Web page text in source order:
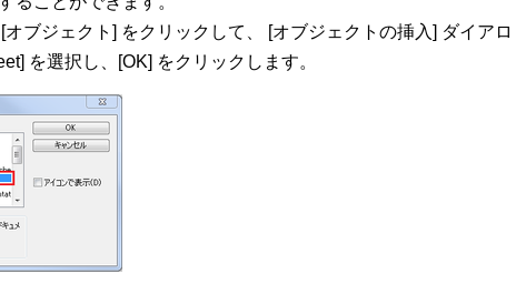
ブジェクト] をクリックして、 [オブジェクトの挿入] ダイアロ
を選択し、[OK] をクリックします。